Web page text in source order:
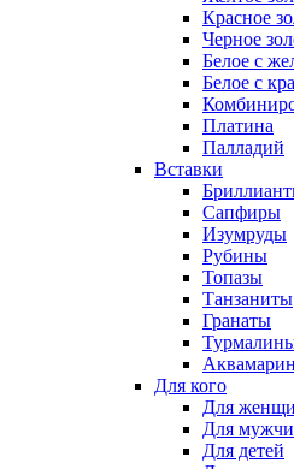
Красное
Черное
Белое с
Белое с
Платина
Палладий
Вставки
Сапфиры
Изумруды
Рубины
Топазы
Танзаниты
Гранаты
Аквамарин
Для кого
Для
Для
Для детей